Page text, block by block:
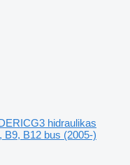
hidraulikas
B12 bus (2005-)